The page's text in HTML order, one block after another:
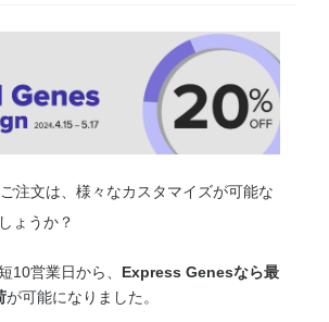
注文は、様々なカスタマイズが可能な
ょうか？
10営業日から、 Express Genesなら最
が可能になりました。